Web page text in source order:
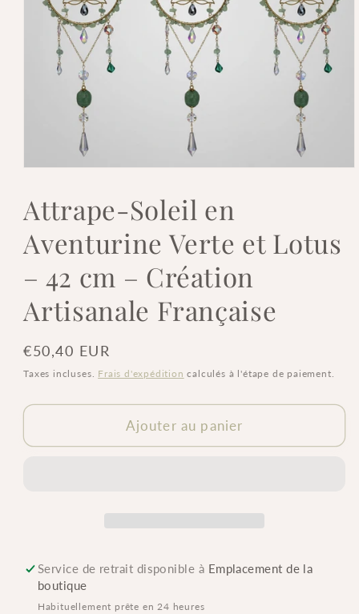
1
dans
une
fenêtre
modale
Attrape-Soleil en
Aventurine Verte et Lotus
– 42 cm – Création
Artisanale Française
Prix
habituel
€50,40 EUR
Taxes incluses. Frais d'expédition calculés à l'étape de paiement.
Ajouter au panier
Service de retrait disponible à Emplacement de la
boutique
Habituellement prête en 24 heures